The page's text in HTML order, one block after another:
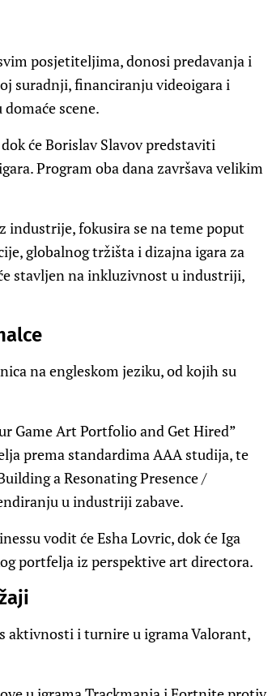
posjetiteljima, donosi predavanja i
suradnji, financiranju videoigara i
scene.
će Borislav Slavov predstaviti
Program oba dana završava velikim
industrije, fokusira se na teme poput
globalnog tržišta i dizajna igara za
stavljen na inkluzivnost u industriji,
na engleskom jeziku, od kojih su
Game Art Portfolio and Get Hired”
prema standardima AAA studija, te
a Resonating Presence /
u industriji zabave.
vodit će Esha Lovric, dok će Iga
portfelja iz perspektive art directora.
aktivnosti i turnire u igrama Valorant,